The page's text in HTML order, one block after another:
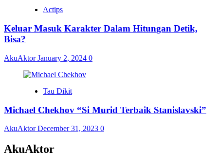
Actips
Keluar Masuk Karakter Dalam Hitungan Detik,
Bisa?
AkuAktorJanuary 2, 2024 0
Tau Dikit
Michael Chekhov “Si Murid Terbaik Stanislavski”
AkuAktorDecember 31, 2023 0
AkuAktor